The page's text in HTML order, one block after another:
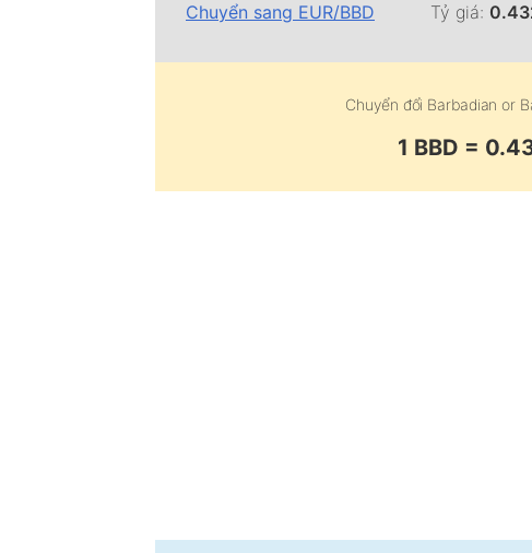
Chuyển sang EUR/BBD Tỷ giá:
Chuyển đổi Barbadian or
1 BBD =